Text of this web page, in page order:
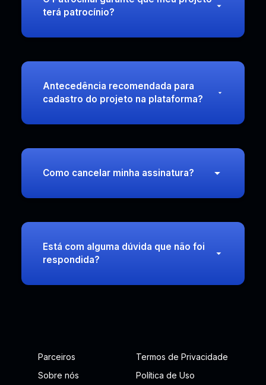
terá patrocínio?
Antecedência recomendada para
cadastro do projeto na plataforma?
Como cancelar minha assinatura?
Está com alguma dúvida que não foi
respondida?
Parceiros
Termos de Privacidade
Sobre nós
Política de Uso